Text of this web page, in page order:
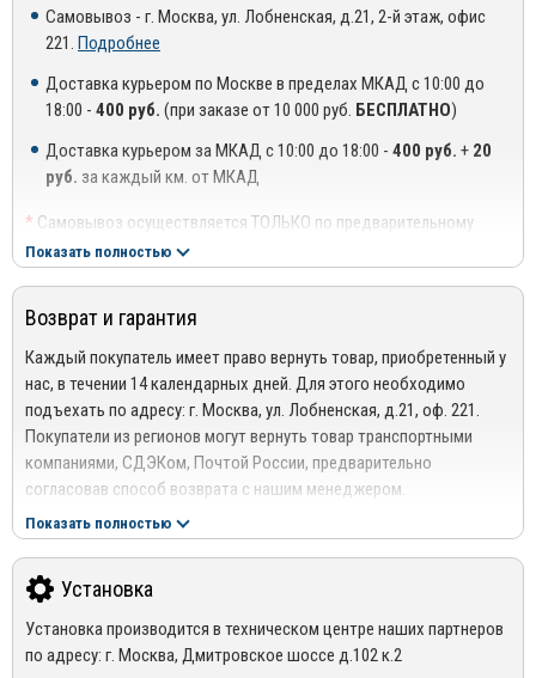
Производственные мощности компании, а также складские
помещения в основном располагаются в Москве (Алтуфьевское
шоссе). Однако, несмотря на то, что головной офис и
производство предприятия располагаются в столице,
независимо от места нахождения. Благодаря грамотной системе
логистики и сотрудничеству с ведущими транспортными
Защита радиатора – дополнительное оборудование, которое
позволяет не только защитить радиатор машины от
всевозможных загрязнений и повреждений, но также
оригинально декорировать кузов авто.
Обычно зимний пакет защиты изготавливается из АБС пластика
толщиной 1 мм. Фиксация защиты осуществляется при помощи
специальных клипс к сетке. В результате установка и демонтаж
аксессуара снаружи занимает не более 2 – 3 минут.
Защита радиатора Strelka11, а также другие аксессуары,
выпускаемые компанией «Стрелка 11», защищены от подделки
сертификатами и патентами РФ. Это позволяет производителю
Самовывоз - г. Москва, ул. Лобненская, д.21, 2-й этаж, офис
221. Подробнее
Доставка курьером по Москве в пределах МКАД с 10:00 до
18:00 - 400 руб. (при заказе от 10 000 руб. БЕСПЛАТНО)
Доставка курьером за МКАД с 10:00 до 18:00 - 400 руб. + 20
руб. за каждый км. от МКАД
* Самовывоз осуществляется ТОЛЬКО по предварительному
согласованию с менеджером!
проходная ТЦ или БЦ).
***Доставка до квартиры/офиса платная: + 100 руб. за заказ
весом до 10 кг., +200 руб. за заказ весом свыше 10 кг.
РЕГИОНАЛЬНАЯ ДОСТАВКА ПО РОССИИ, БЕЛАРУСИИ И
КАЗАХСТАНУ
Стоимость доставки от 1000 руб. рассчитывается
менеджером!
Отправка дефлекторов капота производится по 100% оплате
заказ, либо связаться с нашим менеджером по телефонам +7
(495) 162-90-92, +7 (800) 250-01-76, либо по email:
Показать полностью
Возврат и гарантия
Каждый покупатель имеет право вернуть товар, приобретенный у
нас, в течении 14 календарных дней. Для этого необходимо
подъехать по адресу: г. Москва, ул. Лобненская, д.21, оф. 221.
Покупатели из регионов могут вернуть товар транспортными
компаниями, СДЭКом, Почтой России, предварительно
согласовав способ возврата с нашим менеджером.
Подробнее сморите в разделе
На весь ассортимент представленный в интернет-магазине
Mirdopov, распространяются гарантия производителей.
*Гарантия не распространяется на товары с дефектами,
возникшими по вине покупателя, в следствии не правильной
Показать полностью
Установка
Установка производится в техническом центре наших партнеров
по адресу: г. Москва, Дмитровское шоссе д.102 к.2